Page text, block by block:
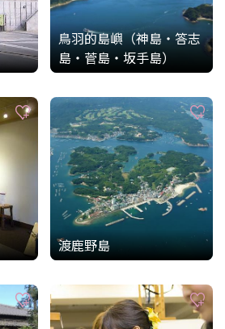
鳥羽的島嶼（神島・答志
島・菅島・坂手島）
渡鹿野島